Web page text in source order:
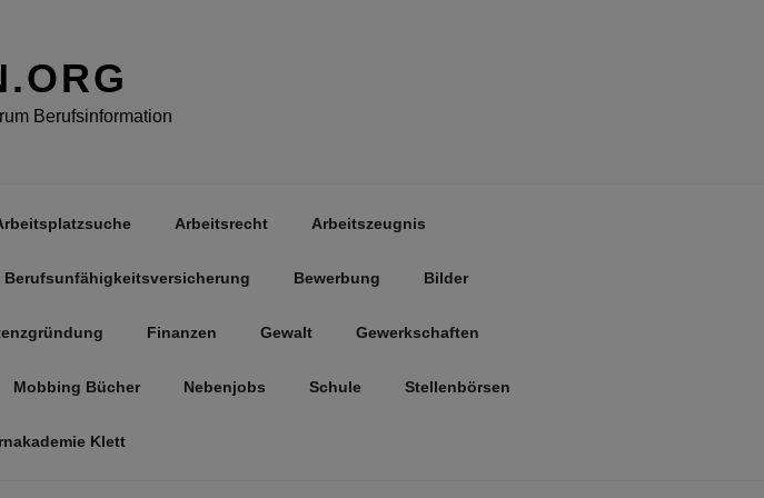
Berufsinformation
Arbeitsrecht Arbeitszeugnis
Berufsunfähigkeitsversicherung Bewerbung Bilder
Finanzen Gewalt Gewerkschaften
Mobbing Bücher Nebenjobs Schule Stellenbörsen
Klett